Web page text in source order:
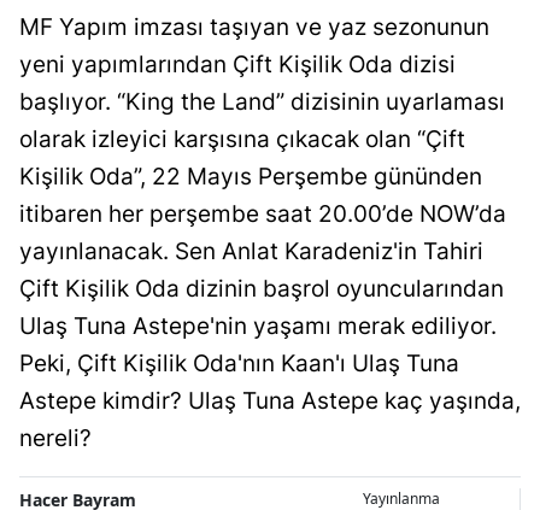
Aydın
Balıkesir
Bilecik
Bingöl
Bitlis
Burdur
Bursa
Çanakkale
MF Yapım imzası taşıyan ve yaz sezonunun
yeni yapımlarından Çift Kişilik Oda dizisi
başlıyor. “King the Land” dizisinin uyarlaması
olarak izleyici karşısına çıkacak olan “Çift
Kişilik Oda”, 22 Mayıs Perşembe gününden
itibaren her perşembe saat 20.00’de NOW’da
yayınlanacak. Sen Anlat Karadeniz'in Tahiri
Çift Kişilik Oda dizinin başrol oyuncularından
Ulaş Tuna Astepe'nin yaşamı merak ediliyor.
Peki, Çift Kişilik Oda'nın Kaan'ı Ulaş Tuna
Astepe kimdir? Ulaş Tuna Astepe kaç yaşında,
nereli?
Hacer Bayram
Yayınlanma